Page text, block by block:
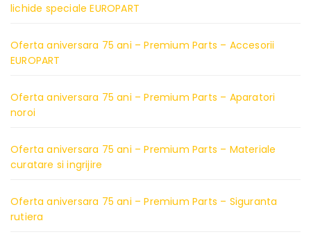
lichide speciale EUROPART
Oferta aniversara 75 ani – Premium Parts – Accesorii
EUROPART
Oferta aniversara 75 ani – Premium Parts – Aparatori
noroi
Oferta aniversara 75 ani – Premium Parts – Materiale
curatare si ingrijire
Oferta aniversara 75 ani – Premium Parts – Siguranta
rutiera